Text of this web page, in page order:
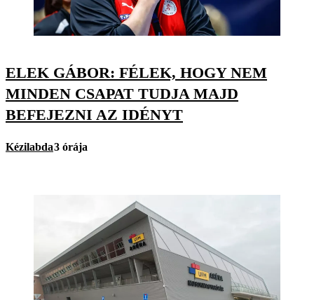
ELEK GÁBOR: FÉLEK, HOGY NEM
MINDEN CSAPAT TUDJA MAJD
BEFEJEZNI AZ IDÉNYT
Kézilabda3 órája